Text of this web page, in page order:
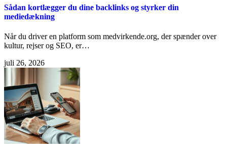
Sådan kortlægger du dine backlinks og styrker din
mediedækning
Når du driver en platform som medvirkende.org, der spænder over
kultur, rejser og SEO, er…
juli 26, 2026